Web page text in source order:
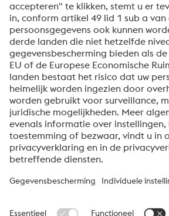
ontvangen, op de hoogte te
evenementen en nog veel meer,
abonnement op de Uddeholm-
Verzenden
Anti-robotverificatie
Klik om te starten
Friendly
Over voestalpine High Performance
verkooporganisatie voor Nederland,